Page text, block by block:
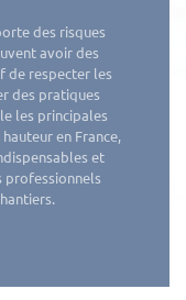
des risques
avoir des
de respecter les
des pratiques
les principales
en France,
et
professionnels